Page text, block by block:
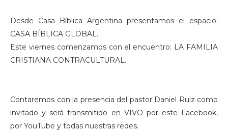
Desde Casa Bíblica Argentina presentamos el espacio:
CASA BÍBLICA GLOBAL.
Este viernes comenzamos con el encuentro: LA FAMILIA
CRISTIANA CONTRACULTURAL.
Contaremos con la presencia del pastor Daniel Ruiz como
invitado y será transmitido en VIVO por este Facebook,
por YouTube y todas nuestras redes.